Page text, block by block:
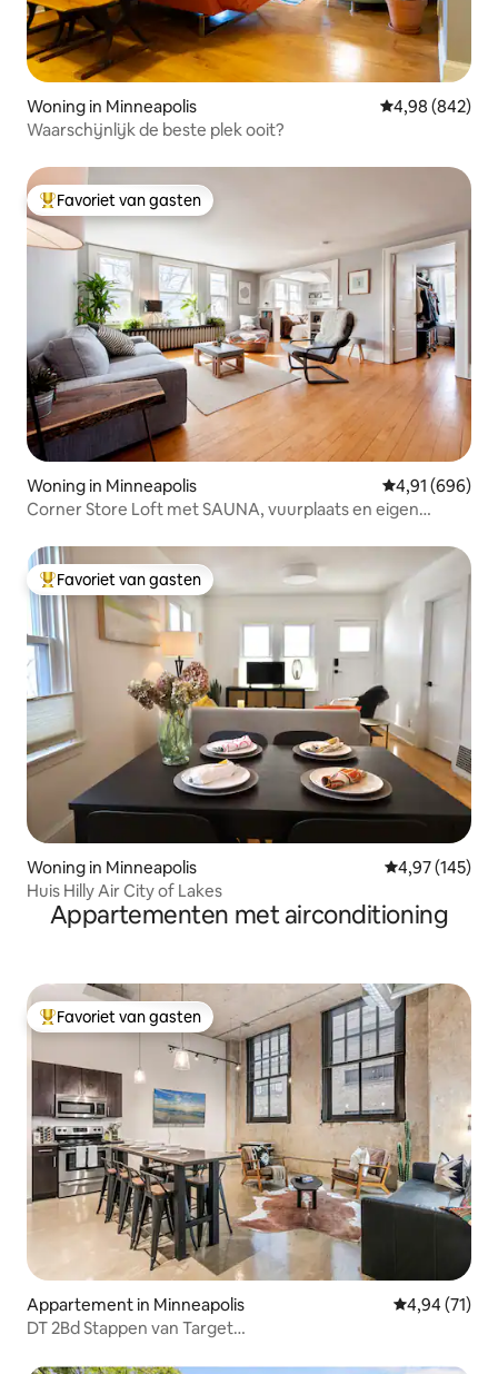
Woning in Minneapolis Gemiddelde
4,98 (842)
Waarschijnlijk de beste plek ooit?
Topfavoriet van gasten
Favoriet van gasten
Woning in Minneapolis Gemiddelde
4,91 (696)
Corner Store Loft met SAUNA, vuurplaats en eigen
Topfavoriet van gasten
Favoriet van gasten
Woning in Minneapolis Gemiddelde
4,97 (145)
Huis Hilly Air City of Lakes
Appartementen met airconditioning
Topfavoriet van gasten
Favoriet van gasten
Appartement in Minneapolis Gemiddelde
4,94 (71)
DT 2Bd Stappen van Target